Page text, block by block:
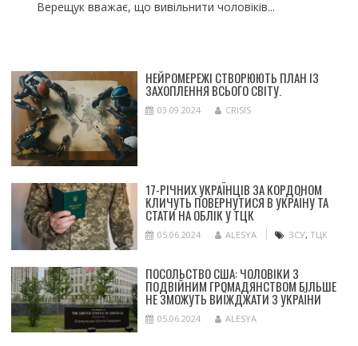
Верещук вважає, що вивільнити чоловіків...
НЕЙРОМЕРЕЖІ СТВОРЮЮТЬ ПЛАН ІЗ
ЗАХОПЛЕННЯ ВСЬОГО СВІТУ.
03.09.2024 CRISIS
17-РІЧНИХ УКРАЇНЦІВ ЗА КОРДОНОМ
КЛИЧУТЬ ПОВЕРНУТИСЯ В УКРАЇНУ ТА
СТАТИ НА ОБЛІК У ТЦК
05.06.2024 ALESYA ЗСУ, ТЦК
ПОСОЛЬСТВО США: ЧОЛОВІКИ З
ПОДВІЙНИМ ГРОМАДЯНСТВОМ БІЛЬШЕ
НЕ ЗМОЖУТЬ ВИЇЖДЖАТИ З УКРАЇНИ
05.06.2024 ALESYA